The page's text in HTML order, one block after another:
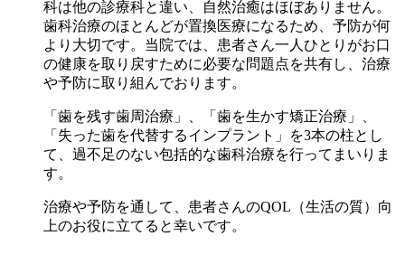
科は他の診療科と違い、自然治癒はほぼありません。
歯科治療のほとんどが置換医療になるため、予防が何
より大切です。当院では、患者さん一人ひとりがお口
の健康を取り戻すために必要な問題点を共有し、治療
や予防に取り組んでおります。
「歯を残す歯周治療」、「歯を生かす矯正治療」、
「失った歯を代替するインプラント」を3本の柱とし
て、過不足のない包括的な歯科治療を行ってまいりま
す。
治療や予防を通して、患者さんのQOL（生活の質）向
上のお役に立てると幸いです。